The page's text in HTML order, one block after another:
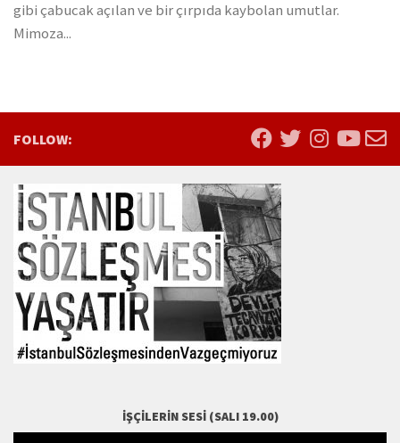
gibi çabucak açılan ve bir çırpıda kaybolan umutlar.
Mimoza...
FOLLOW:
İŞÇILERIN SESI (SALI 19.00)